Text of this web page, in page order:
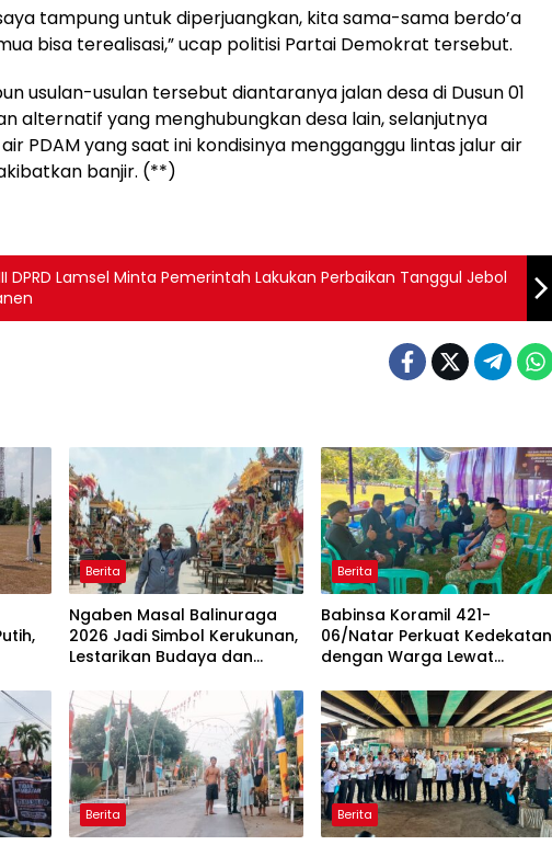
tampung untuk diperjuangkan, kita sama-sama berdo’a
bisa terealisasi,” ucap politisi Partai Demokrat tersebut.
usulan-usulan tersebut diantaranya jalan desa di Dusun 01
alternatif yang menghubungkan desa lain, selanjutnya
PDAM yang saat ini kondisinya mengganggu lintas jalur air
banjir. (**)
Lamsel Minta Pemerintah Lakukan Perbaikan Tanggul Jebol
Berita
Ngaben Masal Balinuraga
2026 Jadi Simbol Kerukunan,
Lestarikan Budaya dan
Selatan
Berita
Babinsa Koramil 421-
06/Natar Perkuat Kedekatan
dengan Warga Lewat
Natar dan Tegineneng
Berita Berita